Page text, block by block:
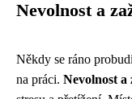
Nevolnost a
Někdy se ráno
na práci. Nevolnost a